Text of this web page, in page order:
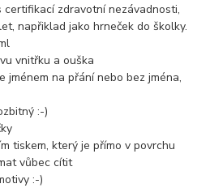
certifikací zdravotní nezávadnosti,
napřiklad jako hrneček do školky.
vnitřku a ouška
jménem na přání nebo bez jména,
:-)
tiskem, který je přímo v povrchu
vůbec cítit
:-)